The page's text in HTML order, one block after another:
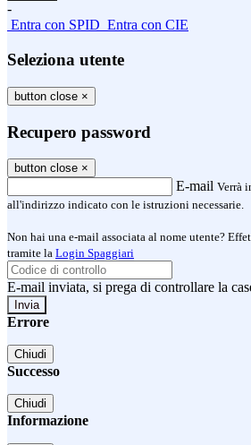
-
Entra con SPID Entra con CIE
Seleziona utente
button close ×
Recupero password
button close ×
E-mail Verrà
all'indirizzo indicato con le istruzioni necessarie.
Non hai una e-mail associata al nome utente?
tramite la Login Spaggiari
E-mail inviata, si prega di controllare la
Errore
Chiudi
Successo
Chiudi
Informazione